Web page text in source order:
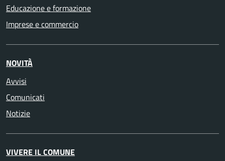
Educazione e formazione
Imprese e commercio
NOVITÀ
Avvisi
Comunicati
Notizie
VIVERE IL COMUNE